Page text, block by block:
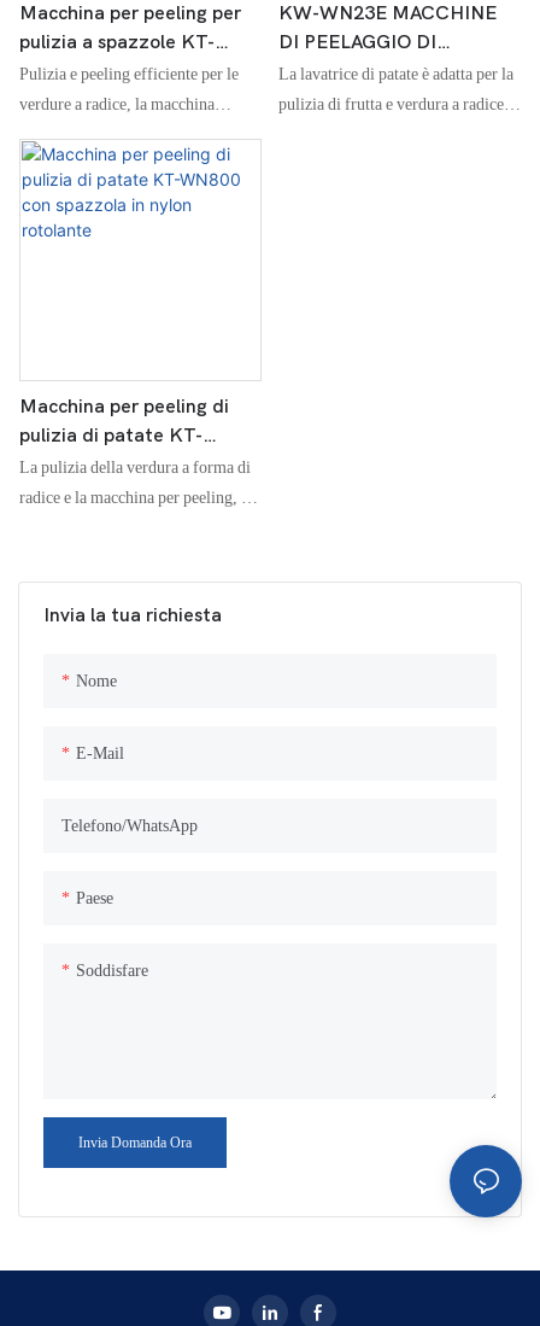
Invia la tua richiesta
Nome
E-Mail
Telefono/WhatsApp
Paese
Soddisfare
Invia Domanda Ora
Macchina per peeling per
pulizia a spazzole KT-
WN300 per carota di
patate a manira
Pulizia e peeling efficiente per le
verdure a radice, la macchina
trasformazione degli alimenti
KW-WN23E MACCHINE
DI PEELAGGIO DI
VEALING INDUSTRIA
INDUSTRIALE per patate
La lavatrice di patate è adatta per la
pulizia di frutta e verdura a radice e
Macchina per peeling di
pulizia di patate KT-
WN800 con spazzola in
nylon rotolante
La pulizia della verdura a forma di
radice e la macchina per peeling, in
frutta e verdura